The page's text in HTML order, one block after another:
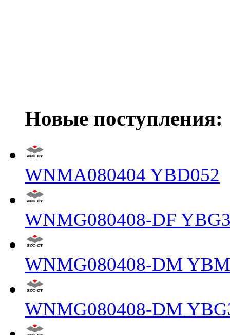
Новые поступления:
WNMA080404 YBD052
WNMG080408-DF
WNMG080408-DM
WNMG080408-DM